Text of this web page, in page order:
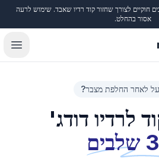
חוקיים לצורך שחזור קוד רדיו שאבד. שימוש לרעה
אסור בהחלט.
לאחר החלפת מצבר?
לרדיו דודג'